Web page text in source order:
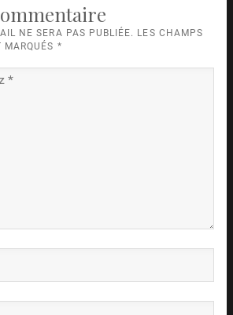
NE SERA PAS PUBLIÉE. LES CHAMPS
MARQUÉS *